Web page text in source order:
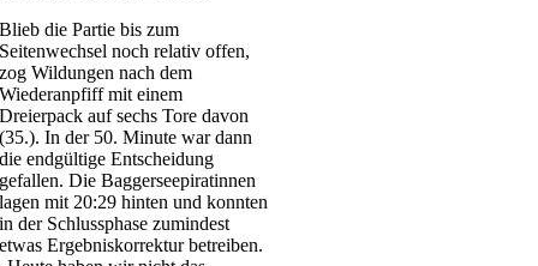
Blieb die Partie bis zum
Seitenwechsel noch relativ offen,
zog Wildungen nach dem
Wiederanpfiff mit einem
Dreierpack auf sechs Tore davon
(35.). In der 50. Minute war dann
die endgültige Entscheidung
gefallen. Die Baggerseepiratinnen
lagen mit 20:29 hinten und konnten
in der Schlussphase zumindest
etwas Ergebniskorrektur betreiben.